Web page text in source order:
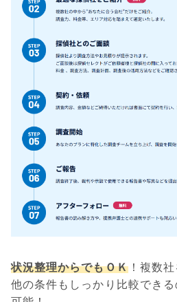
状況整理からでもＯＫ！複数
他の条件もしっかり比較でき